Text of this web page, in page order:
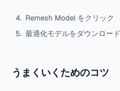
Remesh Model をクリック
最適化モデルをダウンロード
うまくいくためのコツ